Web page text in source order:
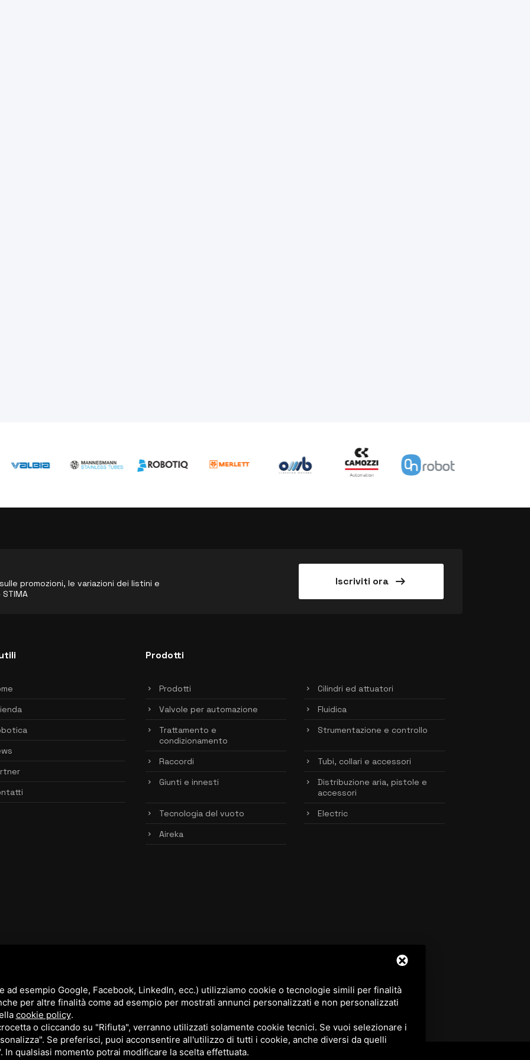
promozioni, le variazioni dei listini e
Iscriviti ora arrow_right_alt
Prodotti
Prodotti
Cilindri ed attuatori
Valvole per automazione
Fluidica
Trattamento e
condizionamento
Strumentazione e controllo
Raccordi
Tubi, collari e accessori
Giunti e innesti
Distribuzione aria, pistole e
accessori
Tecnologia del vuoto
Electric
Aireka
PolicyeTerms of Servicedi Google.
ad esempio Google, Facebook, LinkedIn, ecc.) utilizziamo cookie o tecnologie simili per finalità
per altre finalità come ad esempio per mostrati annunci personalizzati e non personalizzati
cookie policy.
o cliccando su "Rifiuta", verranno utilizzati solamente cookie tecnici. Se vuoi selezionare i
Se preferisci, puoi acconsentire all'utilizzo di tutti i cookie, anche diversi da quelli
qualsiasi momento potrai modificare la scelta effettuata.